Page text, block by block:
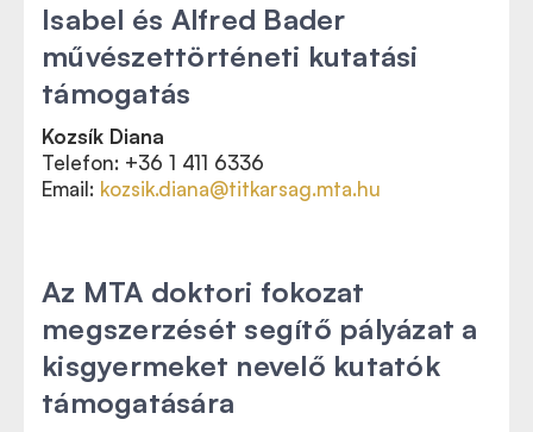
Isabel és Alfred Bader
művészettörténeti kutatási
támogatás
Kozsík Diana
Telefon: +36 1 411 6336
Email: kozsik.diana@titkarsag.mta.hu
Az MTA doktori fokozat
megszerzését segítő pályázat a
kisgyermeket nevelő kutatók
támogatására